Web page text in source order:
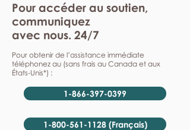
Pour accéder au soutien,
communiquez
avec nous. 24/7
Pour obtenir de l’assistance immédiate
téléphonez au (sans frais au Canada et aux
États-Unis*) :
1-866-397-0399
1-800-561-1128 (Français)